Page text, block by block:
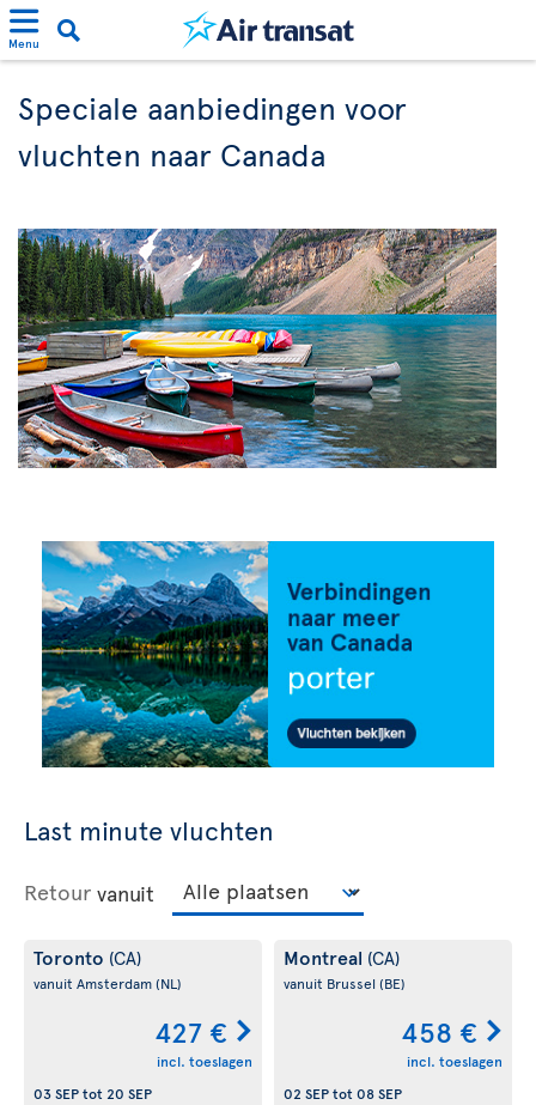
Menu
Speciale aanbiedingen voor
vluchten naar Canada
Last minute vluchten
Retour vanuit
Toronto (CA)
vanuit Amsterdam(NL)
427 €
incl. toeslagen
03 SEPtot 20 SEP
Montreal (CA)
vanuit Brussel (BE)
458 €
incl. toeslagen
02 SEPtot 08 SEP